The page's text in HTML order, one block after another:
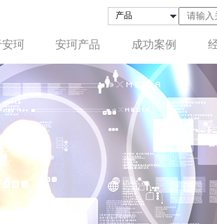
安珂 安珂产品 成功案例